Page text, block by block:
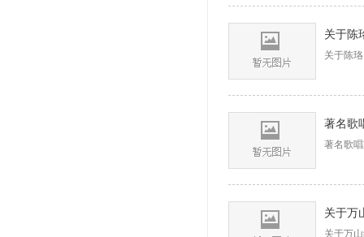
关于陈
关于陈
著名歌
关于万
关于万